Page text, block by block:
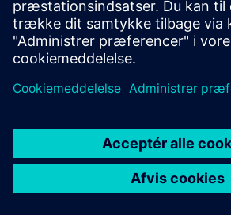
© Siemens 1996 – 2026
Virksomhedsoplysninger
Siemens databeskyttelsespolitik
Cookie Policy
Digital ID